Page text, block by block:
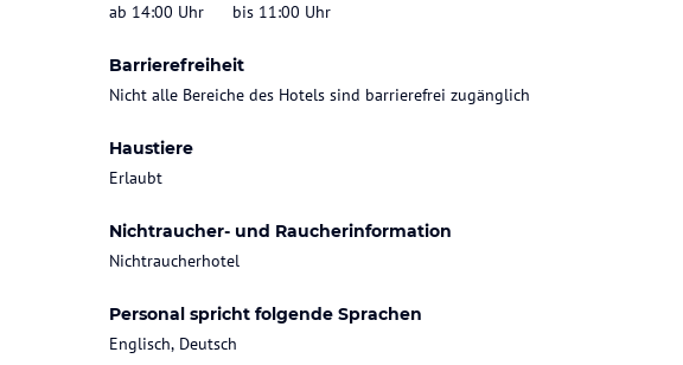
ab 14:00 Uhr
bis 11:00 Uhr
Barrierefreiheit
Nicht alle Bereiche des Hotels sind barrierefrei zugänglich
Haustiere
Erlaubt
Nichtraucher- und Raucherinformation
Nichtraucherhotel
Personal spricht folgende Sprachen
Englisch, Deutsch